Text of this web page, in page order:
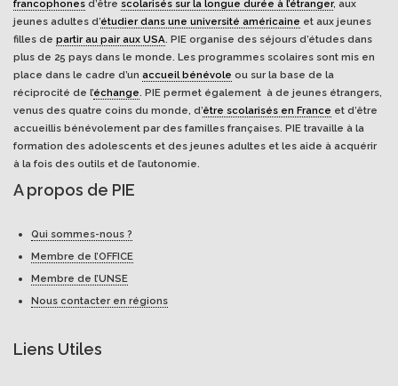
francophones d’être scolarisés sur la longue durée à l’étranger, aux
jeunes adultes d’étudier dans une université américaine et aux jeunes
filles de partir au pair aux USA. PIE organise des séjours d’études dans
plus de 25 pays dans le monde. Les programmes scolaires sont mis en
place dans le cadre d’un accueil bénévole ou sur la base de la
réciprocité de l’échange. PIE permet également à de jeunes étrangers,
venus des quatre coins du monde, d’être scolarisés en France et d’être
accueillis bénévolement par des familles françaises. PIE travaille à la
formation des adolescents et des jeunes adultes et les aide à acquérir
à la fois des outils et de l’autonomie.
A propos de PIE
Qui sommes-nous ?
Membre de l’OFFICE
Membre de l’UNSE
Nous contacter en régions
Liens Utiles